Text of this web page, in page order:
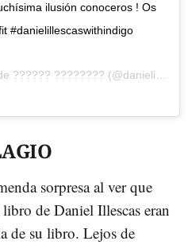
ilusión conoceros ! Os
#danielillescaswithindigo
?????? ???????? (@danielillescas) el
sorpresa al ver que
de Daniel Illescas eran
de su libro. Lejos de